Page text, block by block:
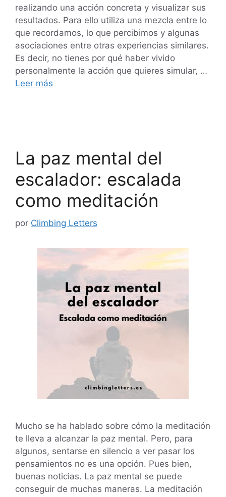
realizando una acción concreta y visualizar sus
resultados. Para ello utiliza una mezcla entre lo
que recordamos, lo que percibimos y algunas
asociaciones entre otras experiencias similares.
Es decir, no tienes por qué haber vivido
personalmente la acción que quieres simular, …
Leer más
La paz mental del
escalador: escalada
como meditación
por Climbing Letters
Mucho se ha hablado sobre cómo la meditación
te lleva a alcanzar la paz mental. Pero, para
algunos, sentarse en silencio a ver pasar los
pensamientos no es una opción. Pues bien,
buenas noticias. La paz mental se puede
conseguir de muchas maneras. La meditación